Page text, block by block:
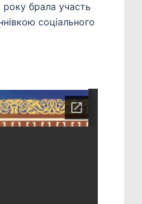
брала участь
соціального